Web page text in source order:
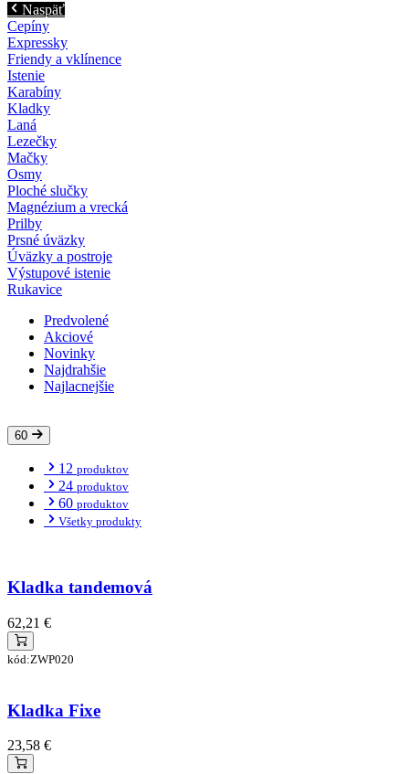
Naspäť
Cepíny
Expressky
Friendy a vklínence
Istenie
Karabíny
Kladky
Laná
Lezečky
Mačky
Osmy
Ploché slučky
Magnézium a vrecká
Prilby
Prsné úväzky
Úväzky a postroje
Výstupové istenie
Rukavice
Predvolené
Akciové
Novinky
Najdrahšie
Najlacnejšie
60
12 produktov
24 produktov
60 produktov
Všetky produkty
Kladka tandemová
62,21 €
kód:ZWP020
Kladka Fixe
23,58 €